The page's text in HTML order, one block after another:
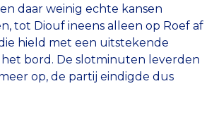
daar weinig echte kansen
tot Diouf ineens alleen op Roef af
hield met een uitstekende
bord. De slotminuten leverden
op, de partij eindigde dus